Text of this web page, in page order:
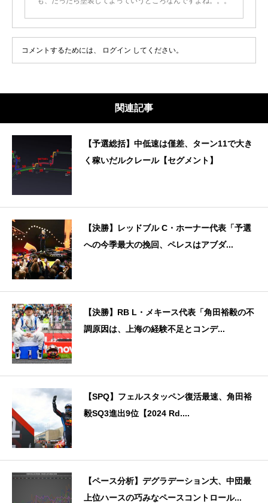
コメントするためには、 ログイン してください。
関連記事
【予選総括】中低速は僅差、ターン11で大き
く稼いだルクレール【セグメント】
【決勝】レッドブル C・ホーナー代表「予選
への今季最大の挽回、ペレスはアブダ...
【決勝】RB L・メキース代表「角田裕毅の不
調原因は、上海の経験不足とコンデ...
【SPQ】フェルスタッペン復活最速、角田裕
毅SQ3進出9位【2024 Rd....
【ペース分析】デグラデーション大、中団最
上位ハースの巧みなペースコントロール...